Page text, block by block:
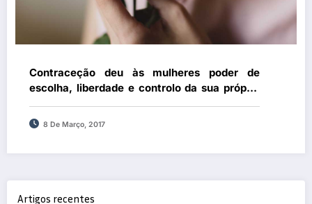
Contraceção deu às mulheres poder de
escolha, liberdade e controlo da sua própria
fertilidade
8 De Março, 2017
Artigos recentes